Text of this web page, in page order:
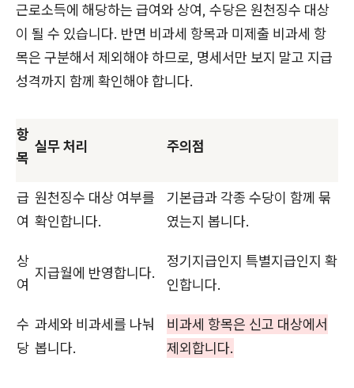
근로소득에 해당하는 급여와 상여, 수당은 원천징수 대상
이 될 수 있습니다. 반면 비과세 항목과 미제출 비과세 항
목은 구분해서 제외해야 하므로, 명세서만 보지 말고 지급
성격까지 함께 확인해야 합니다.
항
목
실무 처리 주의점
급
여
원천징수 대상 여부를
확인합니다.
기본급과 각종 수당이 함께 묶
였는지 봅니다.
상
여
지급월에 반영합니다.
정기지급인지 특별지급인지 확
인합니다.
수
당
과세와 비과세를 나눠
봅니다.
비과세 항목은 신고 대상에서
제외합니다.